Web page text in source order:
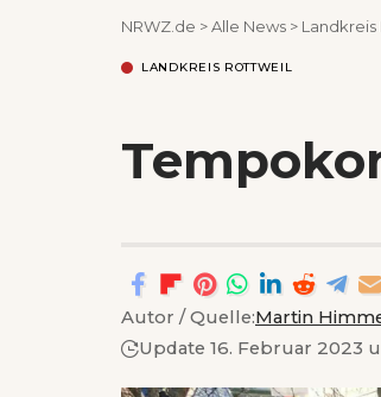
NRWZ.de >Alle News >
LANDKREIS ROTTWEIL
Autor / Quelle:Martin
Update 16. Februar 2023